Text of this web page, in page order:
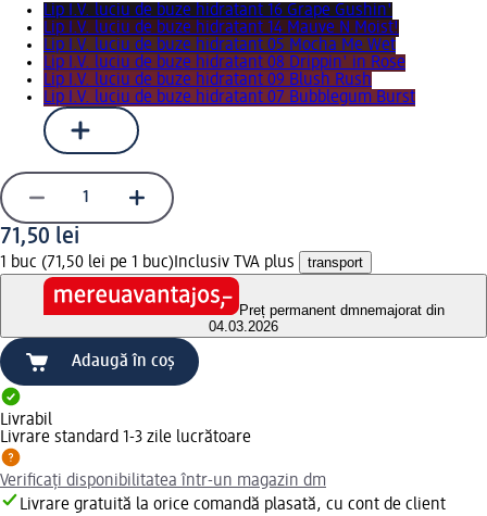
Lip I.V. luciu de buze hidratant 16 Grape Gushin'
Lip I.V. luciu de buze hidratant 14 Mauve N Moist!
Lip I.V. luciu de buze hidratant 05 Mocha Me Wet
Lip I.V. luciu de buze hidratant 08 Drippin' in Rose
Lip I.V. luciu de buze hidratant 09 Blush Rush
Lip I.V. luciu de buze hidratant 07 Bubblegum Burst
71,50 lei
1 buc (71,50 lei pe 1 buc) Inclusiv TVA plus transport
Preț permanent dmnemajorat din
04.03.2026
Adaugă în coș
Livrabil
Livrare standard 1-3 zile lucrătoare
Verificați disponibilitatea într-un magazin dm
Livrare gratuită la orice comandă plasată, cu cont de client